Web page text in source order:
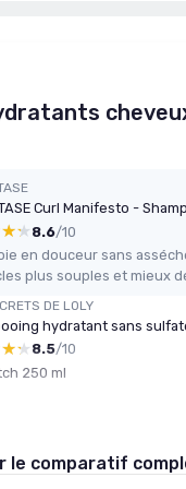
8.6/10
DE LOLY
hydratant sans
8.5/10
250 ml
le comparatif